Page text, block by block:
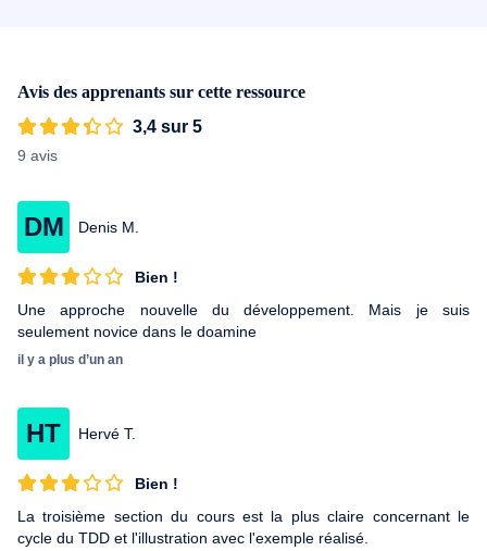
Avis des apprenants sur cette ressource
3,4 sur 5
9 avis
DM Denis M.
Bien !
Une approche nouvelle du développement. Mais je suis
seulement novice dans le doamine
il y a plus d’un an
HT Hervé T.
Bien !
La troisième section du cours est la plus claire concernant le
cycle du TDD et l'illustration avec l'exemple réalisé.